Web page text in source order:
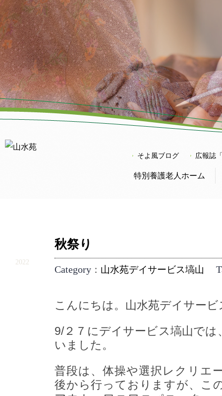
特別養護老人ホーム
そよ風ブログ 広報誌
2022
秋祭り
Category ： 山水苑デイサービス塙山
こんにちは。山水苑デイサー
9/２７にデイサービス塙山では
いました。
普段は、体操や選択レクリエ
後から行っておりますが、こ